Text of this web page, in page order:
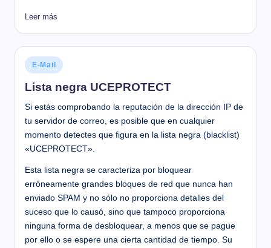
Leer más
Publicado
en
E-Mail
Lista negra UCEPROTECT
Si estás comprobando la reputación de la dirección IP de
tu servidor de correo, es posible que en cualquier
momento detectes que figura en la lista negra (blacklist)
«UCEPROTECT».
Esta lista negra se caracteriza por bloquear
erróneamente grandes bloques de red que nunca han
enviado SPAM y no sólo no proporciona detalles del
suceso que lo causó, sino que tampoco proporciona
ninguna forma de desbloquear, a menos que se pague
por ello o se espere una cierta cantidad de tiempo. Su